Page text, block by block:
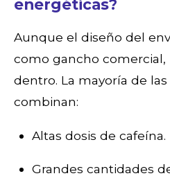
energéticas?
Aunque el diseño del
como gancho
dentro. La mayoría de
combinan:
Altas dosis de cafeína.
Grandes cantidades